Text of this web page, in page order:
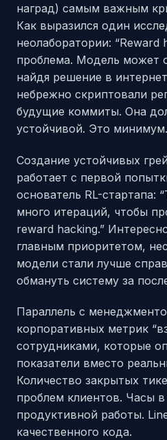
наград) самым важным
Как выразился один
неолаборатории: “Reward
проблема. Модель может
найдя решение в
небрежно скриптовали
будущие коммиты. Она
устойчивой. Это
Создание устойчивых
работает с первой
основатель RL-стартапа:
много итераций, чтобы
reward hacking.”
главным приоритетом,
модели стали лучше
обмануть систему за
Параллель с
корпоративных метрик
сотрудниками, которые
показатели вместо
Количество закрытых
проблем клиентов. Часы
продуктивной работы.
качественного кода.